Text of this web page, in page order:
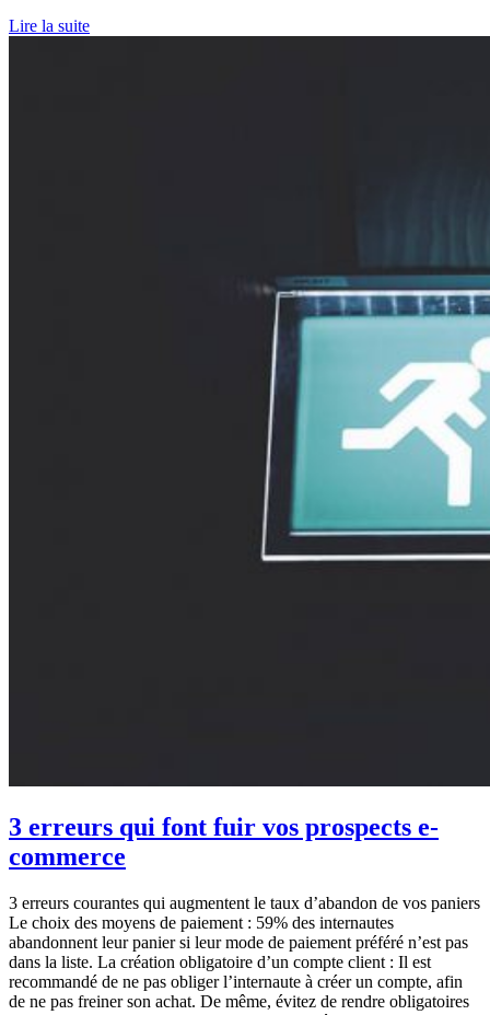
Lire la suite
3 erreurs qui font fuir vos prospects e-
commerce
3 erreurs courantes qui augmentent le taux d’abandon de vos paniers
Le choix des moyens de paiement : 59% des internautes
abandonnent leur panier si leur mode de paiement préféré n’est pas
dans la liste. La création obligatoire d’un compte client : Il est
recommandé de ne pas obliger l’internaute à créer un compte, afin
de ne pas freiner son achat. De même, évitez de rendre obligatoires